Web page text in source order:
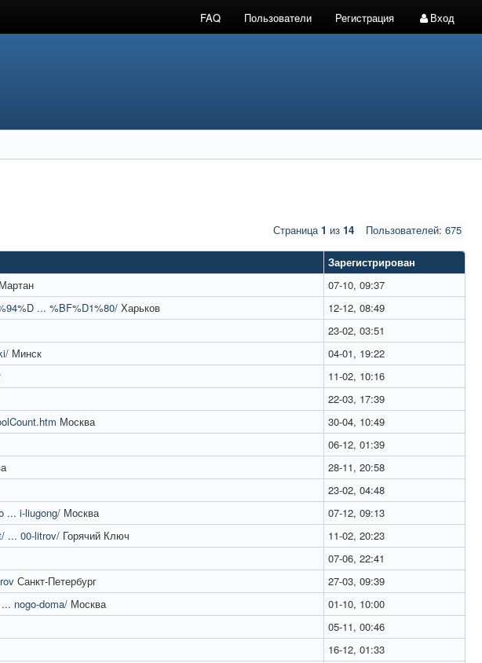
FAQ Пользователи Регистрация Вход
Пользователей: 675
Страница1 из 14
Зарегистрирован
07-10, 09:37
... %BF%D1%80/ Харьков
12-12, 08:49
23-02, 03:51
Минск
04-01, 19:22
11-02, 10:16
22-03, 17:39
Москва
30-04, 10:49
06-12, 01:39
28-11, 20:58
23-02, 04:48
... i-liugong/ Москва
07-12, 09:13
... 00-litrov/ Горячий Ключ
11-02, 20:23
07-06, 22:41
Санкт-Петербург
27-03, 09:39
nogo-doma/ Москва
01-10, 10:00
05-11, 00:46
16-12, 01:33